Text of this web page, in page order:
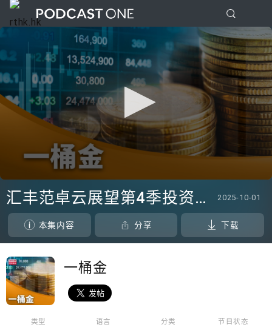
seconds
of
seconds
汇丰范卓云展望第4季投资市场/陈俊文：美国政府停摆料成为美股调整借口 2025-10-01
本集内容 分享 下载
一桶金
类型 语言 分类 节目状态